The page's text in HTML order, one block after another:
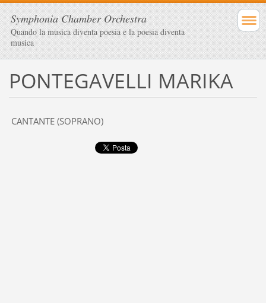
Symphonia Chamber Orchestra
Quando la musica diventa poesia e la poesia diventa
musica
PONTEGAVELLI MARIKA
CANTANTE (SOPRANO)